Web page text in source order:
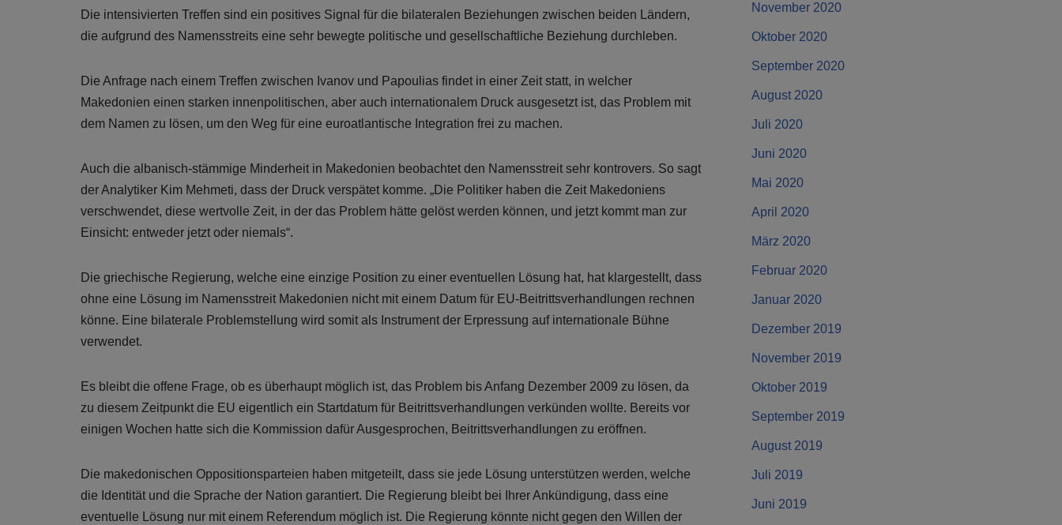
Die intensivierten Treffen sind ein positives Signal für die bilateralen Beziehungen zwischen beiden Ländern,
die aufgrund des Namensstreits eine sehr bewegte politische und gesellschaftliche Beziehung durchleben.
Die Anfrage nach einem Treffen zwischen Ivanov und Papoulias findet in einer Zeit statt, in welcher
Makedonien einen starken innenpolitischen, aber auch internationalem Druck ausgesetzt ist, das Problem mit
dem Namen zu lösen, um den Weg für eine euroatlantische Integration frei zu machen.
Auch die albanisch-stämmige Minderheit in Makedonien beobachtet den Namensstreit sehr kontrovers. So sagt
der Analytiker Kim Mehmeti, dass der Druck verspätet komme. „Die Politiker haben die Zeit Makedoniens
verschwendet, diese wertvolle Zeit, in der das Problem hätte gelöst werden können, und jetzt kommt man zur
Einsicht: entweder jetzt oder niemals“.
Die griechische Regierung, welche eine einzige Position zu einer eventuellen Lösung hat, hat klargestellt, dass
ohne eine Lösung im Namensstreit Makedonien nicht mit einem Datum für EU-Beitrittsverhandlungen rechnen
könne. Eine bilaterale Problemstellung wird somit als Instrument der Erpressung auf internationale Bühne
verwendet.
Es bleibt die offene Frage, ob es überhaupt möglich ist, das Problem bis Anfang Dezember 2009 zu lösen, da
zu diesem Zeitpunkt die EU eigentlich ein Startdatum für Beitrittsverhandlungen verkünden wollte. Bereits vor
einigen Wochen hatte sich die Kommission dafür Ausgesprochen, Beitrittsverhandlungen zu eröffnen.
Die makedonischen Oppositionsparteien haben mitgeteilt, dass sie jede Lösung unterstützen werden, welche
die Identität und die Sprache der Nation garantiert. Die Regierung bleibt bei Ihrer Ankündigung, dass eine
eventuelle Lösung nur mit einem Referendum möglich ist. Die Regierung könnte nicht gegen den Willen der
November 2020
Oktober 2020
September 2020
August 2020
Juli 2020
Juni 2020
Mai 2020
April 2020
März 2020
Februar 2020
Januar 2020
Dezember 2019
November 2019
Oktober 2019
September 2019
August 2019
Juli 2019
Juni 2019